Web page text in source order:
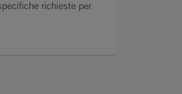
richieste per